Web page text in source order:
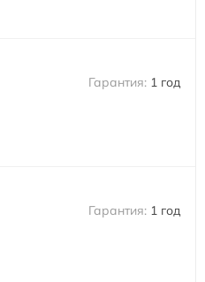
1 год
1 год